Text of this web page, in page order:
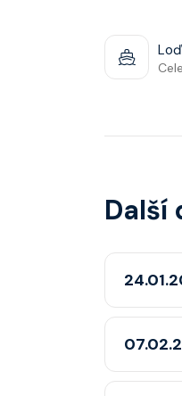
Loď
Další